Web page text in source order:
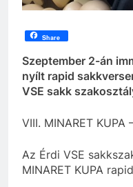
Share
Szeptember 2-án
nyílt rapid
VSE sakk
VIII. MINARET
Az Érdi VSE
MINARET KUPA